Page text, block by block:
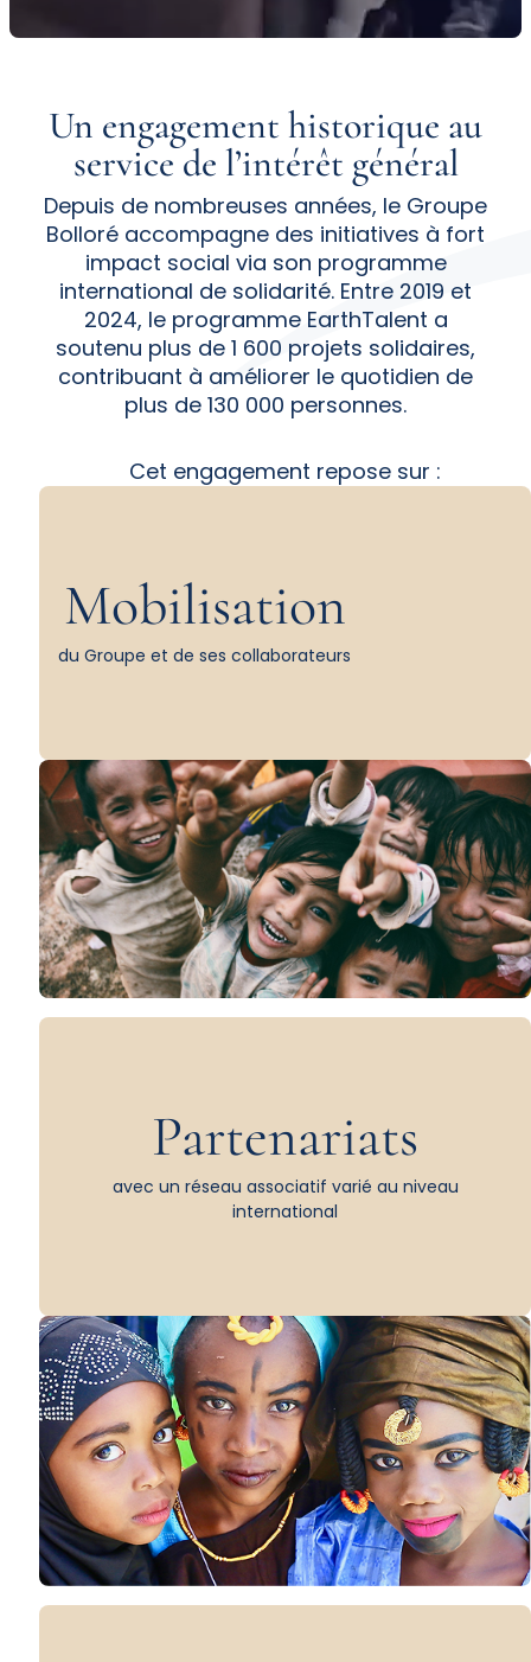
Un engagement historique au
servicede l’intérêt général
Depuis de nombreuses années, le Groupe
Bolloré accompagne des initiatives à fort
impact social via son programme
international de solidarité. Entre 2019 et
2024, le programme EarthTalent a
soutenu plus de 1 600 projets solidaires,
contribuant à améliorer le quotidien de
plus de 130 000 personnes.
Cet engagement repose sur :
Mobilisation
du Groupe et de ses collaborateurs
Partenariats
avec un réseau associatif varié au niveau
international